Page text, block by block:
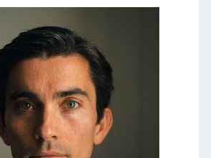
e
h
t
a
t
f
e
m
d
u
l
e